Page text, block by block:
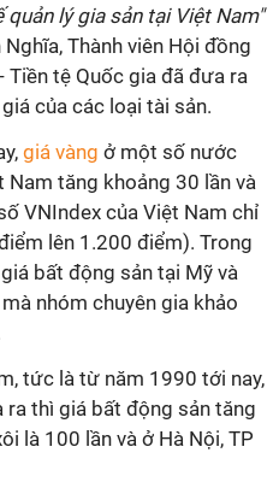
quản lý gia sản tại Việt Nam"
Thành viên Hội đồng
Tiền tệ Quốc gia đã đưa ra
của các loại tài sản.
giá vàng ở một số nước
tăng khoảng 30 lần và
VNIndex của Việt Nam chỉ
lên 1.200 điểm). Trong
bất động sản tại Mỹ và
nhóm chuyên gia khảo
tức là từ năm 1990 tới nay,
thì giá bất động sản tăng
là 100 lần và ở Hà Nội, TP